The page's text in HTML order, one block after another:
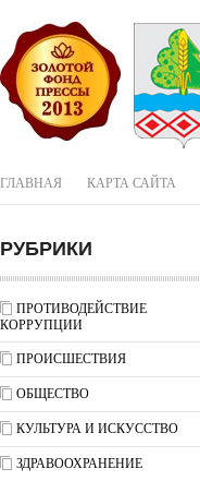
ГЛАВНАЯ КАРТА САЙТА
РУБРИКИ
ПРОТИВОДЕЙСТВИЕ
КОРРУПЦИИ
ПРОИСШЕСТВИЯ
ОБЩЕСТВО
КУЛЬТУРА И ИСКУССТВО
ЗДРАВООХРАНЕНИЕ